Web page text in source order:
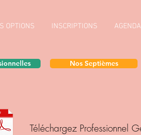
OPTIONS INSCRIPTIONS AGENDA
Nos Septièmes
Téléchargez Professionnel